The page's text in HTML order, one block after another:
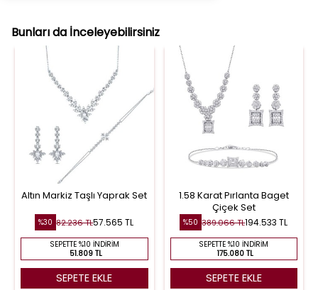
Bunları da İnceleyebilirsiniz
Altın Markiz Taşlı Yaprak Set
%30 82.236 TL57.565 TL
SEPETTE %10 İNDIRIM
51.809 TL
SEPETE EKLE
1.58 Karat Pırlanta Baget
Çiçek Set
%50 389.066 TL194.533 TL
SEPETTE %10 İNDIRIM
175.080 TL
SEPETE EKLE